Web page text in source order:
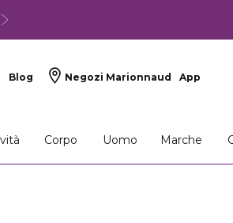
Blog Negozi Marionnaud App
Corpo Uomo Marche